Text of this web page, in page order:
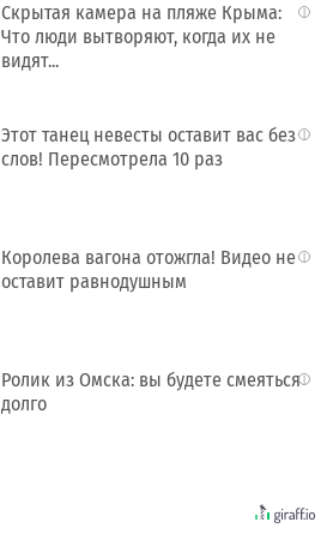
i
Скрытая камера на пляже Крыма:
Что люди вытворяют, когда их не
видят...
i
Этот танец невесты оставит вас без
слов! Пересмотрела 10 раз
i
Королева вагона отожгла! Видео не
оставит равнодушным
i
Ролик из Омска: вы будете смеяться
долго